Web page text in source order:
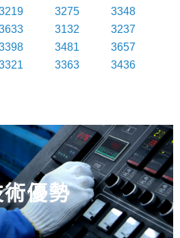
3275
3348
3132
3237
3481
3657
3363
3436
術優勢